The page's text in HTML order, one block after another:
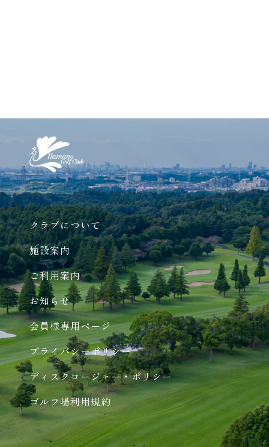
クラブについて
施設案内
ご利用案内
お知らせ
会員様専用ページ
プライバシーポリシー
ディスクロージャー・ポリシー
ゴルフ場利用規約